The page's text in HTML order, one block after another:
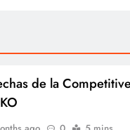
de la